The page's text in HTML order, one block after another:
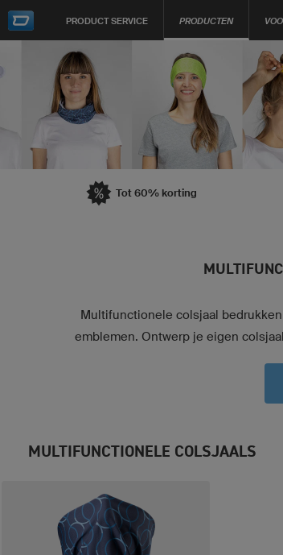
PRODUCT SERVICE PRODUCTEN
Tot 60% korting
Multifunctionele colsjaal
emblemen. Ontwerp je eigen
MULTIFUNCTIONELE COLSJAALS